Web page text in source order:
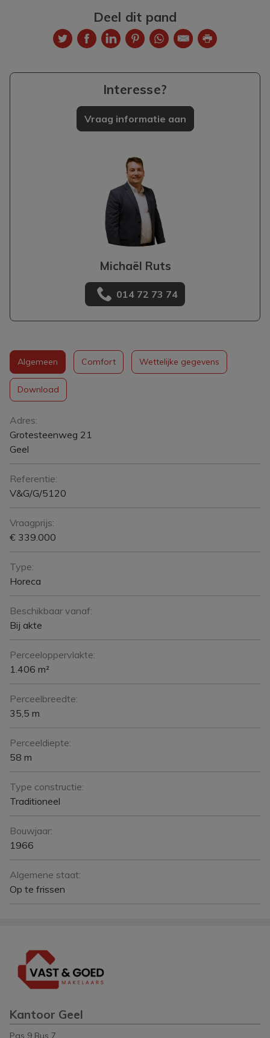
Deel dit pand
Interesse?
Vraag informatie aan
Michaël Ruts
014 72 73 74
Algemeen Comfort Wettelijke gegevens
Download
Algemeen
Adres:
Grotesteenweg 21
Geel
Referentie:
V&G/G/5120
Vraagprijs:
€ 339.000
Type:
Horeca
Beschikbaar vanaf:
Bij akte
Perceeloppervlakte:
1.406 m²
Perceelbreedte:
35,5 m
Perceeldiepte:
58 m
Type constructie:
Traditioneel
Bouwjaar:
1966
Algemene staat:
Op te frissen
Kantoor Geel
Pas 9 Bus 7